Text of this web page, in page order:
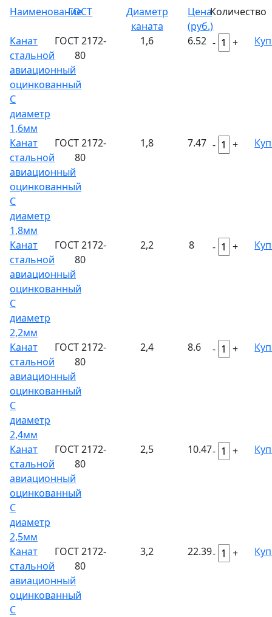
Наименование
ГОСТ
Диаметр
каната
Цена
(руб.)
Количество
Канат
стальной
авиационный
оцинкованный
С
диаметр
1,6мм
ГОСТ 2172-
80
1,6 6.52 - +
Канат
стальной
авиационный
оцинкованный
С
диаметр
1,8мм
ГОСТ 2172-
80
1,8 7.47 - +
Канат
стальной
авиационный
оцинкованный
С
диаметр
2,2мм
ГОСТ 2172-
80
2,2 8 - +
Канат
стальной
авиационный
оцинкованный
С
диаметр
2,4мм
ГОСТ 2172-
80
2,4 8.6 - +
Канат
стальной
авиационный
оцинкованный
С
диаметр
2,5мм
ГОСТ 2172-
80
2,5 10.47- +
Канат
стальной
авиационный
оцинкованный
С
ГОСТ 2172-
80
3,2 22.39- +